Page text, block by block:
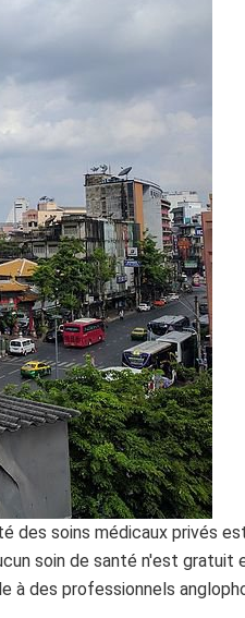
des soins médicaux privés
soin de santé n'est gratuit
des professionnels